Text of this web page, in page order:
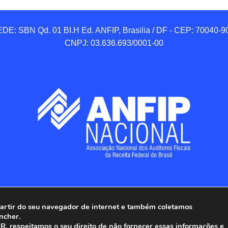
SBN Qd. 01 BI.H Ed. ANFIP, Brasilia / DF - CEP: 70040-
CNPJ: 03.636.693/0001-00
Nacional dos Auditores Fiscais da Receita Federal
do seu navegador de internet e também coletamos
respeitamos o seu direito de não fornecer essas informações e